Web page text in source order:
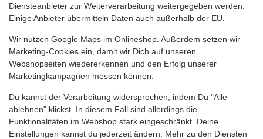
Diensteanbieter zur Weiterverarbeitung weitergegeben werden.
Einige Anbieter übermitteln Daten auch außerhalb der EU.
Wir nutzen Google Maps im Onlineshop. Außerdem setzen wir
Marketing-Cookies ein, damit wir Dich auf unseren
Webshopseiten wiedererkennen und den Erfolg unserer
Marketingkampagnen messen können.
Du kannst der Verarbeitung widersprechen, indem Du "Alle
ablehnen" klickst. In diesem Fall sind allerdings die
Funktionalitäten im Webshop stark eingeschränkt. Deine
Einstellungen kannst du jederzeit ändern. Mehr zu den Diensten
FIESTA NACHOS